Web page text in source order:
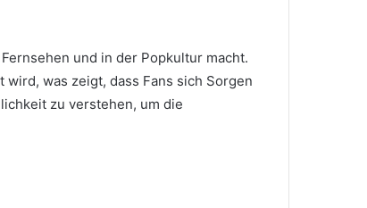
und in der Popkultur macht.
wird, was zeigt, dass Fans sich Sorgen
zu verstehen, um die